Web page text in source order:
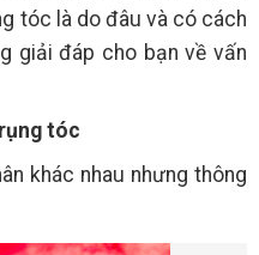
tóc là do đâu và có cách
giải đáp cho bạn về vấn
tóc
khác nhau nhưng thông